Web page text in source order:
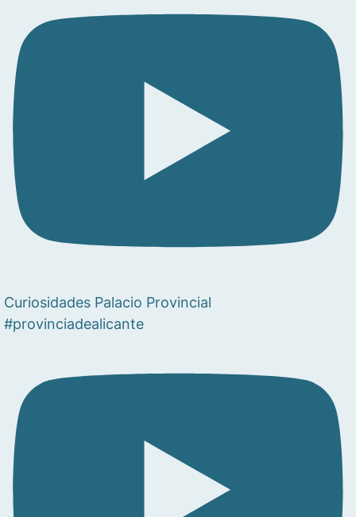
Curiosidades Palacio Provincial
#provinciadealicante